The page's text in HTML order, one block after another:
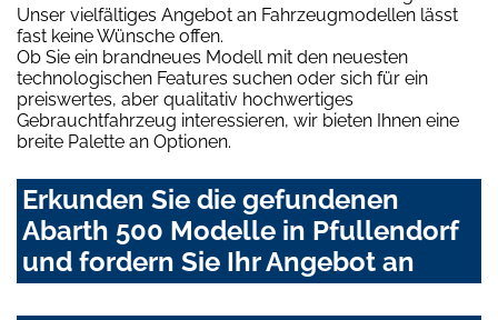
Unser vielfältiges Angebot an Fahrzeugmodellen lässt
fast keine Wünsche offen.
Ob Sie ein brandneues Modell mit den neuesten
technologischen Features suchen oder sich für ein
preiswertes, aber qualitativ hochwertiges
Gebrauchtfahrzeug interessieren, wir bieten Ihnen eine
breite Palette an Optionen.
Erkunden Sie die gefundenen
Abarth 500 Modelle in Pfullendorf
und fordern Sie Ihr Angebot an